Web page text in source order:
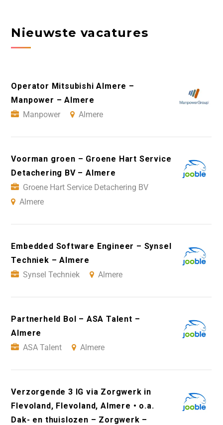
Nieuwste vacatures
Operator Mitsubishi Almere –
Manpower – Almere
Manpower
Almere
Voorman groen – Groene Hart Service
Detachering BV – Almere
Groene Hart Service Detachering BV
Almere
Embedded Software Engineer – Synsel
Techniek – Almere
Synsel Techniek
Almere
Partnerheld Bol – ASA Talent –
Almere
ASA Talent
Almere
Verzorgende 3 IG via Zorgwerk in
Flevoland, Flevoland, Almere • o.a.
Dak- en thuislozen – Zorgwerk –